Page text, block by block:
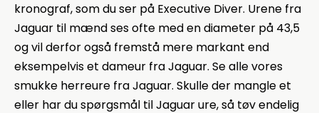
kronograf, som du ser på Executive Diver. Urene fra
Jaguar til mænd ses ofte med en diameter på 43,5
og vil derfor også fremstå mere markant end
eksempelvis et dameur fra Jaguar. Se alle vores
smukke herreure fra Jaguar. Skulle der mangle et
eller har du spørgsmål til Jaguar ure, så tøv endelig